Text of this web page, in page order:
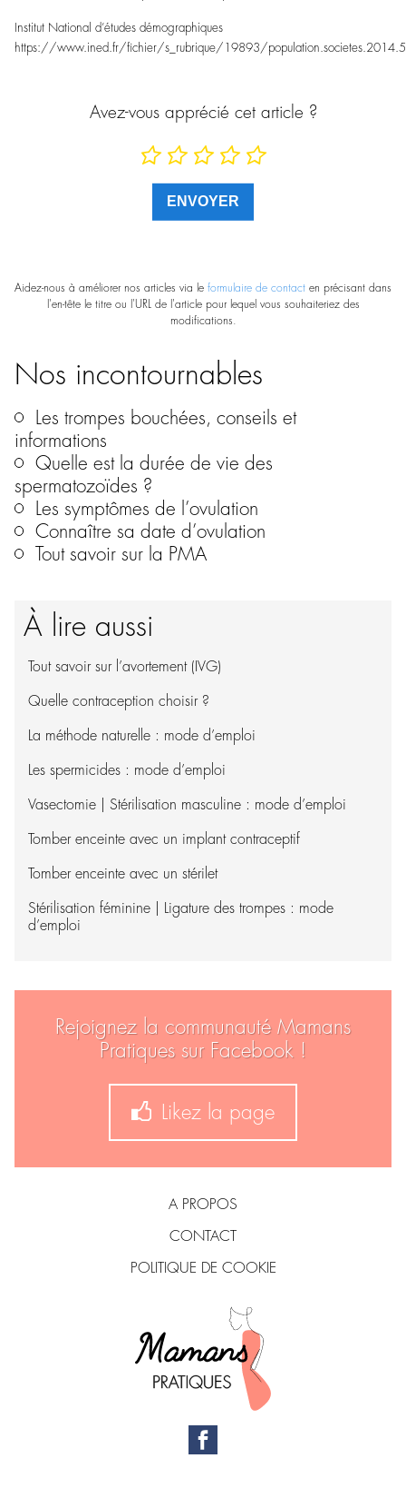
Institut National d’études démographiques
https://www.ined.fr/fichier/s_rubrique/19893/
Avez-vous apprécié cet article ?
Aidez-nous à améliorer nos articles via le formulaire de contact en précisant dans
l'en-tête le titre ou l'URL de l'article pour lequel vous souhaiteriez des
modifications.
Nos incontournables
Les trompes bouchées, conseils et
informations
Quelle est la durée de vie des
spermatozoïdes ?
Les symptômes de l’ovulation
Connaître sa date d’ovulation
Tout savoir sur la PMA
À lire aussi
Tout savoir sur l’avortement (IVG)
Quelle contraception choisir ?
La méthode naturelle : mode d’emploi
Les spermicides : mode d’emploi
Vasectomie | Stérilisation masculine : mode d’emploi
Tomber enceinte avec un implant contraceptif
Tomber enceinte avec un stérilet
Stérilisation féminine | Ligature des trompes : mode
d’emploi
Rejoignez la communauté Mamans
Pratiques sur Facebook !
Likez la page
A PROPOS
CONTACT
POLITIQUE DE COOKIE